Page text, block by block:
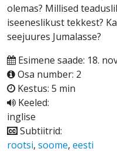
olemas? Millised
iseeneslikust tekkest?
seejuures Jumalasse?
Esimene saade: 18.
Osa number: 2
Kestus: 5 min
Keeled:
inglise
Subtiitrid:
rootsi, soome, eesti